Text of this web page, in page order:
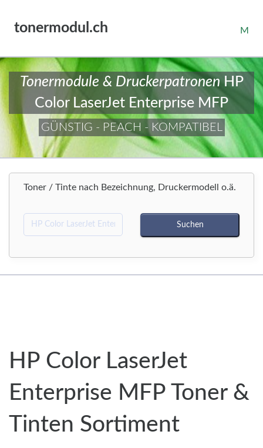
tonermodul.ch M
Tonermodule & DruckerpatronenHP
Color LaserJet Enterprise MFP
GÜNSTIG - PEACH - KOMPATIBEL
Toner / Tinte nach Bezeichnung, Druckermodell o.ä.
HP Color LaserJet
Enterprise MFP Toner &
Tinten Sortiment